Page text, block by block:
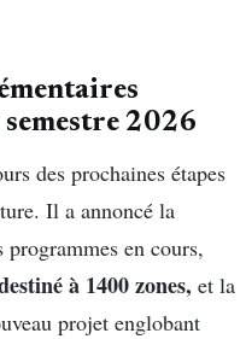
semestre 2026
des prochaines étapes
Il a annoncé la
en cours,
à 1400 zones, et la
projet englobant